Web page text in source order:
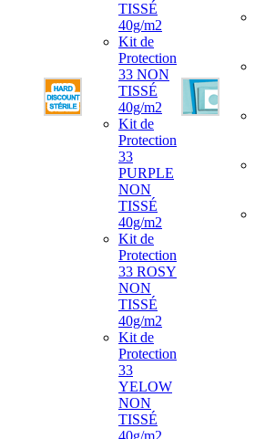
TISSÉ
40g/m2
Kit de
Protection
33 NON
TISSÉ
40g/m2
Kit de
Protection
33
PURPLE
NON
TISSÉ
40g/m2
Kit de
Protection
33 ROSY
NON
TISSÉ
40g/m2
Kit de
Protection
33
YELOW
NON
TISSÉ
40g/m2